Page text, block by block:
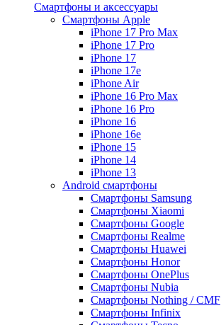
Смартфоны и аксессуары
Смартфоны Apple
iPhone 17 Pro Max
iPhone 17 Pro
iPhone 17
iPhone 17e
iPhone Air
iPhone 16 Pro Max
iPhone 16 Pro
iPhone 16
iPhone 16e
iPhone 15
iPhone 14
iPhone 13
Android cмартфоны
Смартфоны Samsung
Смартфоны Xiaomi
Смартфоны Google
Смартфоны Realme
Смартфоны Huawei
Смартфоны Honor
Смартфоны OnePlus
Смартфоны Nubia
Смартфоны Nothing / CMF
Смартфоны Infinix